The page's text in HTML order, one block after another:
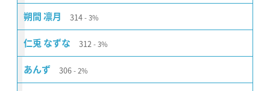
朔間 凛月 314 3%
仁兎 なずな 312 3%
あんず 306 2%